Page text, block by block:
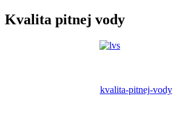
Kvalita pitnej vody
kvalita-pitnej-vody